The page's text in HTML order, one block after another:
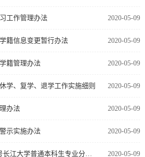
2020-05-09
工作管理办法
2020-05-09
籍信息变更暂行办法
2020-05-09
籍管理办法
2020-05-09
学、复学、退学工作实施细则
2020-05-09
办法
2020-05-09
示实施办法
2020-05-09
长大校【2019】260号长江大学普通本科生专业分流于转专业管理办法（试行）